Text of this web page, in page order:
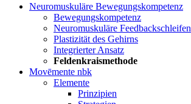
Neuromuskuläre Bewegungskompetenz
Bewegungskompetenz
Neuromuskuläre Feedbackschleifen
Plastizität des Gehirns
Integrierter Ansatz
Feldenkraismethode
Movēmente nbk
Elemente
Prinzipien